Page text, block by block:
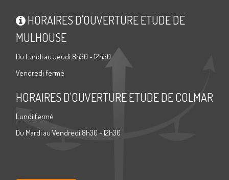
HORAIRES D'OUVERTURE ETUDE DE
MULHOUSE
Du Lundi au Jeudi 8h30 - 12h30
Vendredi fermé
HORAIRES D'OUVERTURE ETUDE DE COLMAR
Lundi fermé
Du Mardi au Vendredi 8h30 - 12h30